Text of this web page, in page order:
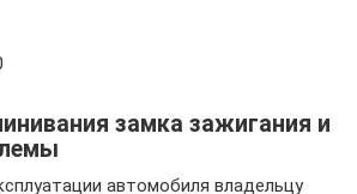
замка зажигания и
автомобиля владельцу